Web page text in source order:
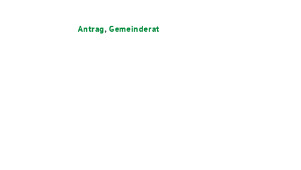
Antrag,Gemeinderat